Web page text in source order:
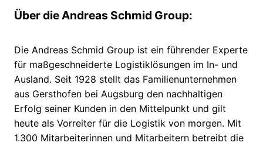
Über die Andreas Schmid Group:
Die Andreas Schmid Group ist ein führender Experte
für maßgeschneiderte Logistiklösungen im In- und
Ausland. Seit 1928 stellt das Familienunternehmen
aus Gersthofen bei Augsburg den nachhaltigen
Erfolg seiner Kunden in den Mittelpunkt und gilt
heute als Vorreiter für die Logistik von morgen. Mit
1.300 Mitarbeiterinnen und Mitarbeitern betreibt die